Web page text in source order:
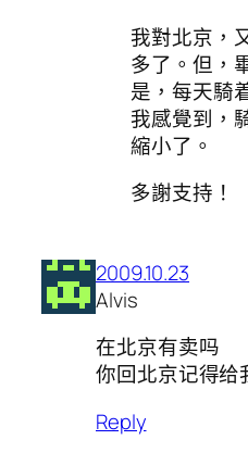
我對北京，
多了。但，
是，每天騎
我感覺到，
縮小了。
多謝支持！
2009.10.23
Alvis
在北京有卖吗
你回北京记得给
Reply